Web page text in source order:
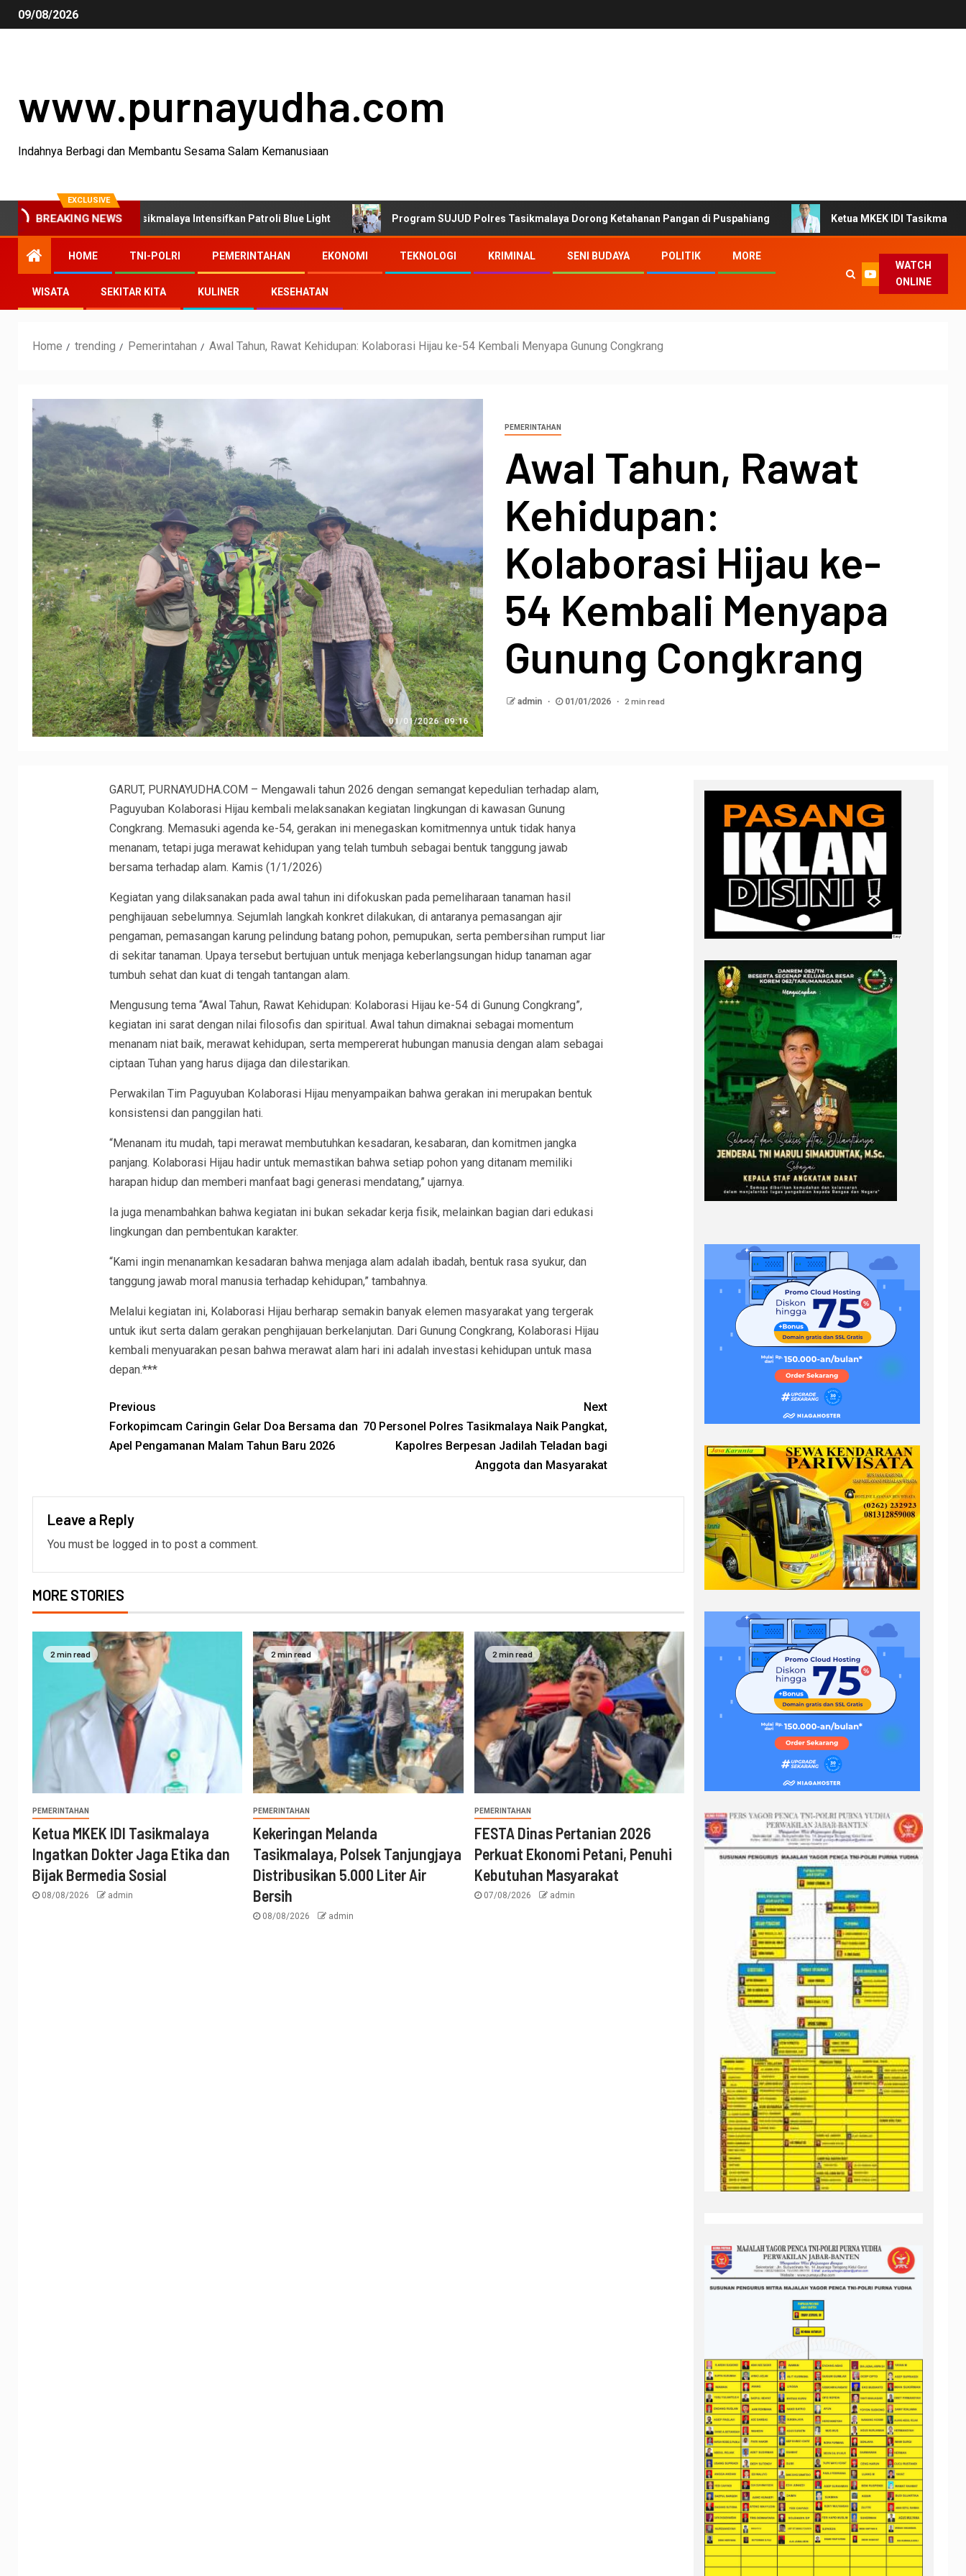
09/08/2026
www.purnayudha.com
Indahnya Berbagi dan Membantu Sesama Salam Kemanusiaan
EXCLUSIVE
BREAKING NEWS
C3, Polres Tasikmalaya Intensifkan Patroli Blue Light Program SUJUD Polres Tasikmalaya Dorong Ketahanan Pangan di Puspahiang Ketua MKEK IDI Tasikmalaya
HOME TNI-POLRI PEMERINTAHAN EKONOMI TEKNOLOGI KRIMINAL SENI BUDAYA POLITIK MORE
WISATA SEKITAR KITA KULINER KESEHATAN
WATCH
ONLINE
Home trending Pemerintahan Awal Tahun, Rawat Kehidupan: Kolaborasi Hijau ke-54 Kembali Menyapa Gunung Congkrang
PEMERINTAHAN
Awal Tahun, Rawat
Kehidupan:
Kolaborasi Hijau ke-
54 Kembali Menyapa
Gunung Congkrang
admin 01/01/2026 2 min read
GARUT, PURNAYUDHA.COM – Mengawali tahun 2026 dengan semangat kepedulian terhadap alam,
Paguyuban Kolaborasi Hijau kembali melaksanakan kegiatan lingkungan di kawasan Gunung
Congkrang. Memasuki agenda ke-54, gerakan ini menegaskan komitmennya untuk tidak hanya
menanam, tetapi juga merawat kehidupan yang telah tumbuh sebagai bentuk tanggung jawab
bersama terhadap alam. Kamis (1/1/2026)
Kegiatan yang dilaksanakan pada awal tahun ini difokuskan pada pemeliharaan tanaman hasil
penghijauan sebelumnya. Sejumlah langkah konkret dilakukan, di antaranya pemasangan ajir
pengaman, pemasangan karung pelindung batang pohon, pemupukan, serta pembersihan rumput liar
di sekitar tanaman. Upaya tersebut bertujuan untuk menjaga keberlangsungan hidup tanaman agar
tumbuh sehat dan kuat di tengah tantangan alam.
Mengusung tema “Awal Tahun, Rawat Kehidupan: Kolaborasi Hijau ke-54 di Gunung Congkrang”,
kegiatan ini sarat dengan nilai filosofis dan spiritual. Awal tahun dimaknai sebagai momentum
menanam niat baik, merawat kehidupan, serta mempererat hubungan manusia dengan alam sebagai
ciptaan Tuhan yang harus dijaga dan dilestarikan.
Perwakilan Tim Paguyuban Kolaborasi Hijau menyampaikan bahwa gerakan ini merupakan bentuk
konsistensi dan panggilan hati.
“Menanam itu mudah, tapi merawat membutuhkan kesadaran, kesabaran, dan komitmen jangka
panjang. Kolaborasi Hijau hadir untuk memastikan bahwa setiap pohon yang ditanam memiliki
harapan hidup dan memberi manfaat bagi generasi mendatang,” ujarnya.
Ia juga menambahkan bahwa kegiatan ini bukan sekadar kerja fisik, melainkan bagian dari edukasi
lingkungan dan pembentukan karakter.
“Kami ingin menanamkan kesadaran bahwa menjaga alam adalah ibadah, bentuk rasa syukur, dan
tanggung jawab moral manusia terhadap kehidupan,” tambahnya.
Melalui kegiatan ini, Kolaborasi Hijau berharap semakin banyak elemen masyarakat yang tergerak
untuk ikut serta dalam gerakan penghijauan berkelanjutan. Dari Gunung Congkrang, Kolaborasi Hijau
kembali menyuarakan pesan bahwa merawat alam hari ini adalah investasi kehidupan untuk masa
depan.***
Previous
Forkopimcam Caringin Gelar Doa Bersama dan
Apel Pengamanan Malam Tahun Baru 2026
Next
70 Personel Polres Tasikmalaya Naik Pangkat,
Kapolres Berpesan Jadilah Teladan bagi
Anggota dan Masyarakat
Leave a Reply
You must be logged in to post a comment.
MORE STORIES
2 min read
PEMERINTAHAN
Ketua MKEK IDI Tasikmalaya
Ingatkan Dokter Jaga Etika dan
Bijak Bermedia Sosial
08/08/2026 admin
2 min read
PEMERINTAHAN
Kekeringan Melanda
Tasikmalaya, Polsek Tanjungjaya
Distribusikan 5.000 Liter Air
Bersih
08/08/2026 admin
2 min read
PEMERINTAHAN
FESTA Dinas Pertanian 2026
Perkuat Ekonomi Petani, Penuhi
Kebutuhan Masyarakat
07/08/2026 admin